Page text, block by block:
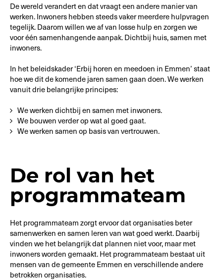
De wereld verandert en dat vraagt een andere manier van
werken. Inwoners hebben steeds vaker meerdere hulpvragen
tegelijk. Daarom willen we af van losse hulp en zorgen we
voor één samenhangende aanpak. Dichtbij huis, samen met
inwoners.
In het beleidskader ‘Erbij horen en meedoen in Emmen’ staat
hoe we dit de komende jaren samen gaan doen. We werken
vanuit drie belangrijke principes:
We werken dichtbij en samen met inwoners.
We bouwen verder op wat al goed gaat.
We werken samen op basis van vertrouwen.
De rol van het
programmateam
Het programmateam zorgt ervoor dat organisaties beter
samenwerken en samen leren van wat goed werkt. Daarbij
vinden we het belangrijk dat plannen niet voor, maar met
inwoners worden gemaakt. Het programmateam bestaat uit
mensen van de gemeente Emmen en verschillende andere
betrokken organisaties.